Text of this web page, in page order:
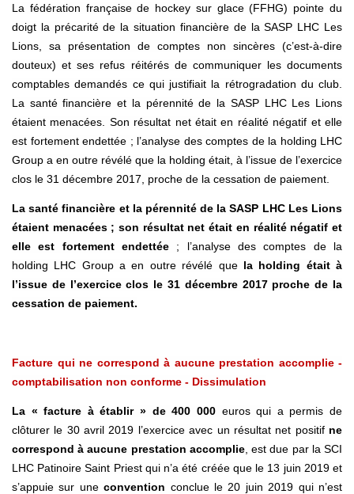
La fédération française de hockey sur glace (FFHG) pointe du
doigt la précarité de la situation financière de la SASP LHC Les
Lions, sa présentation de comptes non sincères (c’est-à-dire
douteux) et ses refus réitérés de communiquer les documents
comptables demandés ce qui justifiait la rétrogradation du club.
La santé financière et la pérennité de la SASP LHC Les Lions
étaient menacées. Son résultat net était en réalité négatif et elle
est fortement endettée ; l’analyse des comptes de la holding LHC
Group a en outre révélé que la holding était, à l’issue de l’exercice
clos le 31 décembre 2017, proche de la cessation de paiement.
La santé financière et la pérennité de la SASP LHC Les Lions
étaient menacées ; son résultat net était en réalité négatif et
elle est fortement endettée ; l’analyse des comptes de la
holding LHC Group a en outre révélé que la holding était à
l’issue de l’exercice clos le 31 décembre 2017 proche de la
cessation de paiement.
Facture qui ne correspond à aucune prestation accomplie -
comptabilisation non conforme - Dissimulation
La « facture à établir » de 400 000euros qui a permis de
clôturer le 30 avril 2019 l’exercice avec un résultat net positif ne
correspond à aucune prestation accomplie, est due par la SCI
LHC Patinoire Saint Priest qui n’a été créée que le 13 juin 2019 et
s’appuie sur uneconvention conclue le 20 juin 2019 qui n’est